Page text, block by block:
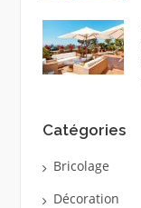
Catégories
Bricolage
Décoration